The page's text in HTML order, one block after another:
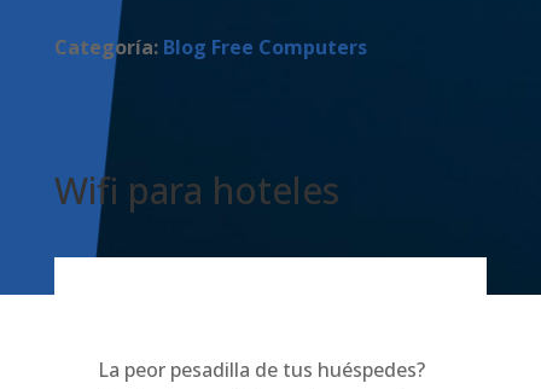
Categoría: Blog Free Computers
Wifi para hoteles
La peor pesadilla de tus huéspedes?